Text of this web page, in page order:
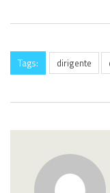
Tags: dirigente